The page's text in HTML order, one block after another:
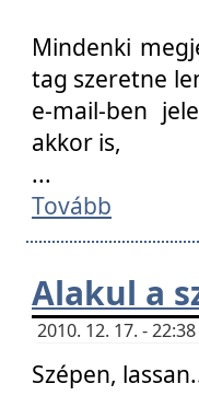
Mindenki
tag szeretne
e-mail-ben
akkor is,
...
Tovább
Alakul a
2010. 12. 17. -
Szépen,